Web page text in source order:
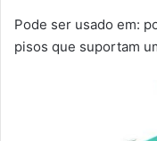
Pode ser usado em:
pisos que suportam